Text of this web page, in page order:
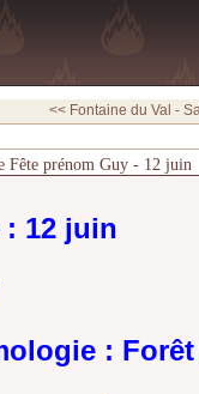
<< Fontaine du Val -
Fête prénom Guy - 12 juin
: 12 juin
: